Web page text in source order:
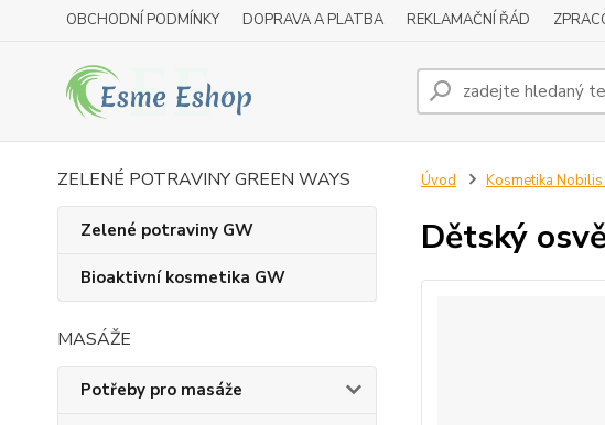
OBCHODNÍ PODMÍNKY DOPRAVA A PLATBA REKLAMAČNÍ ŘÁD
ZELENÉ POTRAVINY GREEN WAYS
Zelené potraviny GW
Bioaktivní kosmetika GW
MASÁŽE
Potřeby pro masáže
Úvod Kosmetika
Dětský